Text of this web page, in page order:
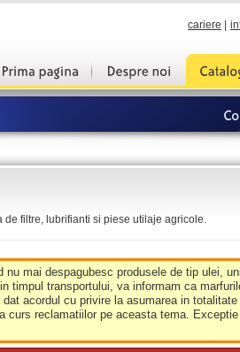
cariere
filtre, lubrifianti si piese utilaje agricole.
nu mai despagubesc produsele de tip ulei,
timpul transportului, va informam ca
acordul cu privire la asumarea in
curs reclamatiilor pe aceasta tema.